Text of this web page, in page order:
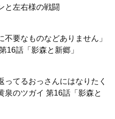
と左右様の戦闘
不要なものなどありません」
16話「影森と新郷」
ってるおっさんにはなりたく
泉のツガイ 第16話「影森と